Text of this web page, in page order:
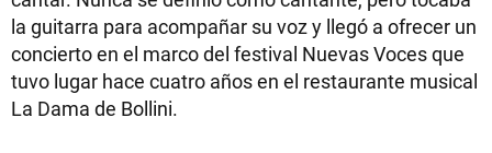
la guitarra para acompañar su voz y llegó a ofrecer un
concierto en el marco del festival Nuevas Voces que
tuvo lugar hace cuatro años en el restaurante musical
La Dama de Bollini.